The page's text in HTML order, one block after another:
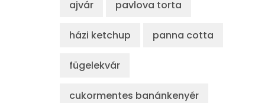
ajvár pavlova torta
házi ketchup panna cotta
fügelekvár
cukormentes banánkenyér